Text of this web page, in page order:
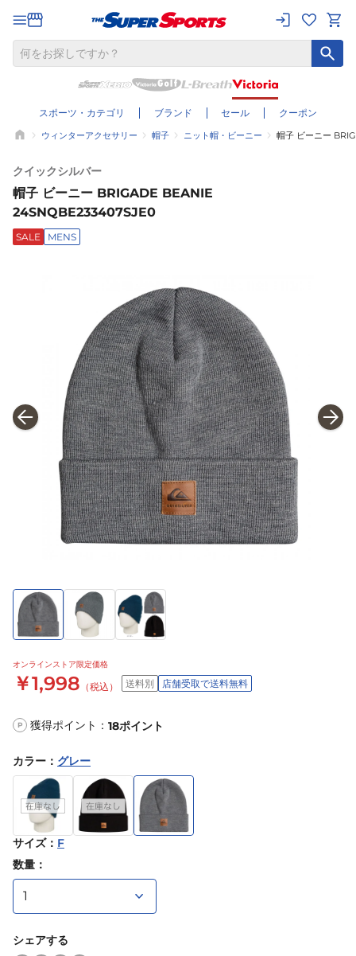
スポーツ・カテゴリ ブランド セール クーポン
ウィンターアクセサリー 帽子 ニット帽・ビーニー 帽子 ビーニー
クイックシルバー
帽子 ビーニー BRIGADE BEANIE
24SNQBE233407SJE0
SALE MENS
オンラインストア限定価格
￥1,998 （税込） 送料別 店舗受取で送料無料
P 獲得ポイント： 18ポイント
カラー ： グレー
サイズ： F
数量：
シェアする